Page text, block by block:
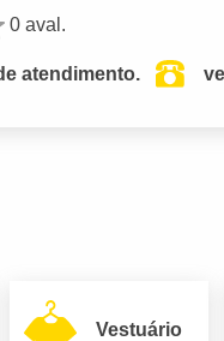
0 aval.
atendimento.
Vestuário